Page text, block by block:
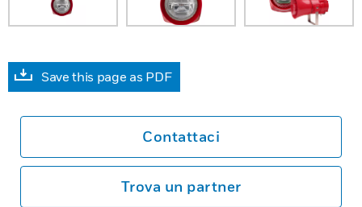
Save this page as PDF
Contattaci
Trova un partner